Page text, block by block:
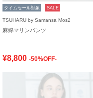
タイムセール対象 SALE
TSUHARU by Samansa Mos2
麻綿マリンパンツ
¥8,800 -50%OFF-